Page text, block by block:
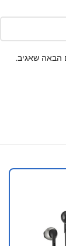
הבאה שאגיב.